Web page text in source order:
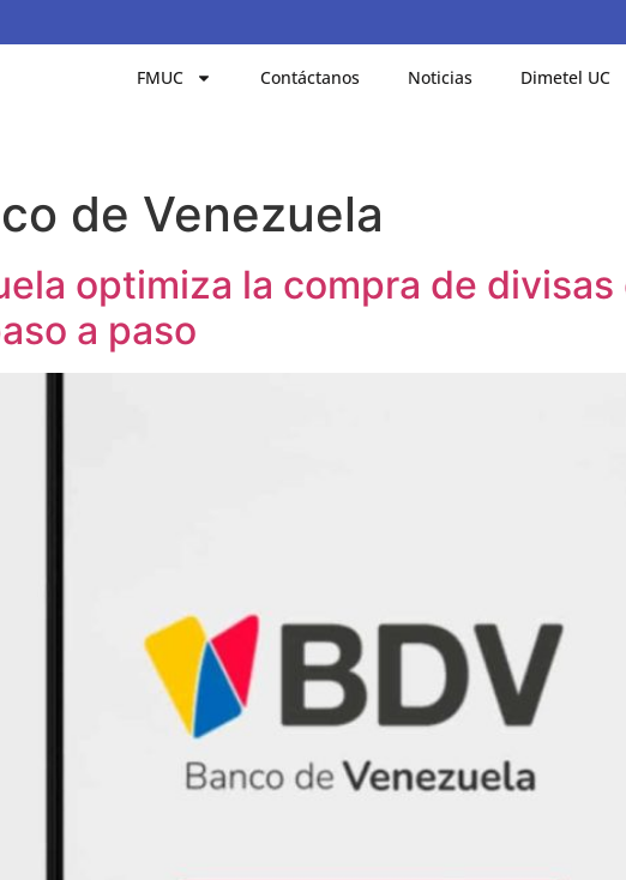
FMUC Contáctanos Noticias Dimetel UC
de Venezuela
optimiza la compra de
a paso